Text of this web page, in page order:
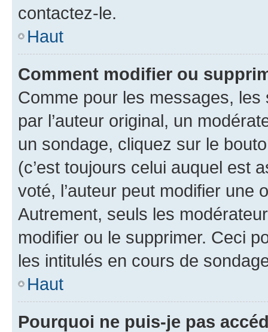
contactez-le.
Haut
Comment modifier ou
Comme pour les messages,
par l’auteur original, un
un sondage, cliquez sur le
(c’est toujours celui auquel est
voté, l’auteur peut modifier une
Autrement, seuls les
modifier ou le supprimer. Ceci
les intitulés en cours de
Haut
Pourquoi ne puis-je pas